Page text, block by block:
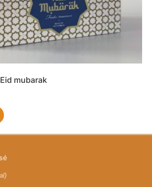
mubarak